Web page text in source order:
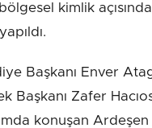
kimlik
Başkanı Enver
Başkanı Zafer
konuşan